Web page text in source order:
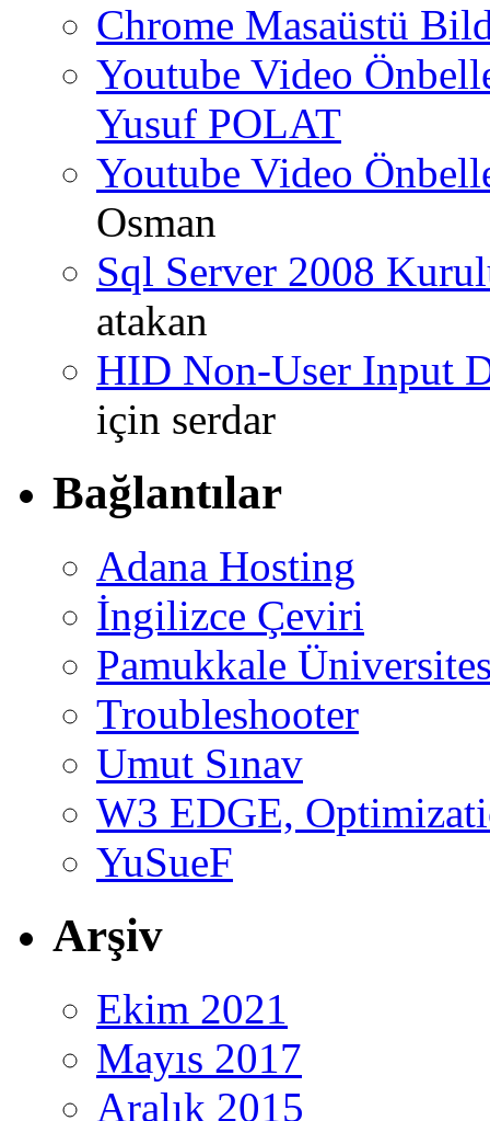
Chrome Masaüstü
Youtube Video
Yusuf POLAT
Youtube Video
Osman
Sql Server 2008
atakan
HID Non-User Input
için serdar
Bağlantılar
Adana Hosting
İngilizce Çeviri
Pamukkale
Troubleshooter
Umut Sınav
W3 EDGE,
YuSueF
Arşiv
Ekim 2021
Mayıs 2017
Aralık 2015